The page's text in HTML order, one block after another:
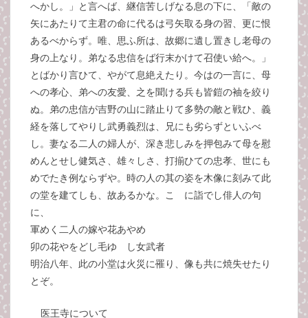
へかし。」と言へば、継信苦しげなる息の下に、「敵の
矢にあたりて主君の命に代るは弓矢取る身の習、更に恨
あるべからず。唯、思ふ所は、故郷に遺し置きし老母の
身の上なり。弟なる忠信をば行末かけて召使い給へ。」
とばかり言ひて、やがて息絶えたり。今はの一言に、母
への孝心、弟への友愛、之を聞ける兵も皆鎧の袖を絞り
ぬ。弟の忠信が吉野の山に踏止りて多勢の敵と戦ひ、義
経を落してやりし武勇義烈は、兄にも劣らずといふべ
し。妻なる二人の婦人が、深き悲しみを押包みて母を慰
めんとせし健気さ、雄々しさ、打揃ひての忠孝、世にも
めでたき例ならずや。時の人の其の姿を木像に刻みて此
の堂を建てしも、故あるかな。こゝに詣でし俳人の句
に、
軍めく二人の嫁や花あやめ
卯の花やをどし毛ゆゝし女武者
明治八年、此の小堂は火災に罹り、像も共に焼失せたり
とぞ。
医王寺について